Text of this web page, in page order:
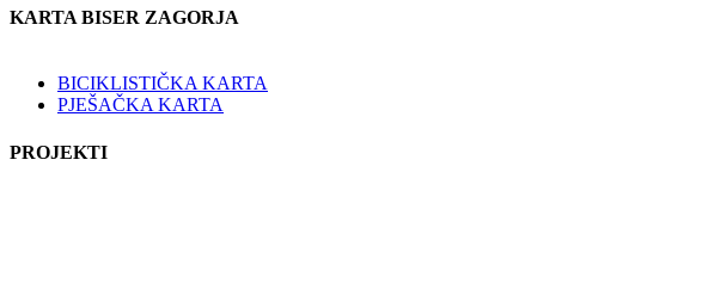
KARTA BISER ZAGORJA
BICIKLISTIČKA KARTA
PJEŠAČKA KARTA
PROJEKTI